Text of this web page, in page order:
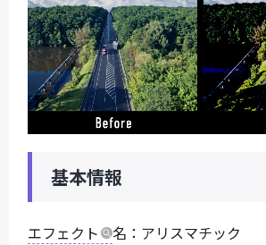
基本情報
エフェクト
名：アリスマチック